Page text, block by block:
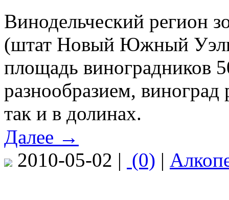
Винодельческий
(штат Новый Южный
площадь виноградников
разнообразием, виноград
так и в долинах.
Далее →
2010-05-02 | (0) |